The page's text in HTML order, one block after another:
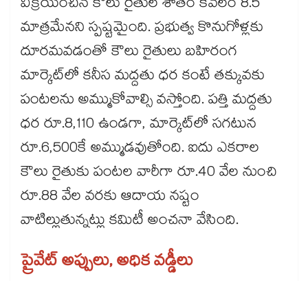
మాత్రమేనని స్పష్టమైంది. ప్రభుత్వ కొనుగోళ్లకు
దూరమవడంతో కౌలు రైతులు బహిరంగ
మార్కెట్‌‌‌‌లో కనీస మద్దతు ధర కంటే తక్కువకు
పంటలను అమ్ముకోవాల్సి వస్తోంది. పత్తి మద్దతు
ధర రూ.8,110 ఉండగా, మార్కెట్‌‌‌‌లో సగటున
రూ.6,500కే అమ్ముడవుతోంది. ఐదు ఎకరాల
కౌలు రైతుకు పంటల వారీగా రూ.40 వేల నుంచి
రూ.88 వేల వరకు ఆదాయ నష్టం
వాటిల్లుతున్నట్లు కమిటీ అంచనా వేసింది.
ప్రైవేట్ అప్పులు, అధిక వడ్డీలు